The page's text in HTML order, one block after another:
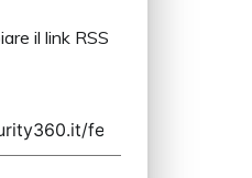
il link RSS